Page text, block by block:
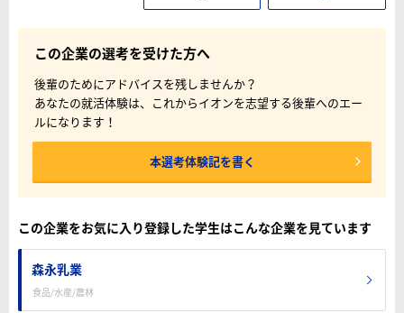
この企業の選考を受けた方へ
後輩のためにアドバイスを残しませんか？
あなたの就活体験は、これからイオンを志望する後輩へのエー
ルになります！
本選考体験記を書く
この企業をお気に入り登録した学生はこんな企業を見ています
森永乳業
食品/水産/農林